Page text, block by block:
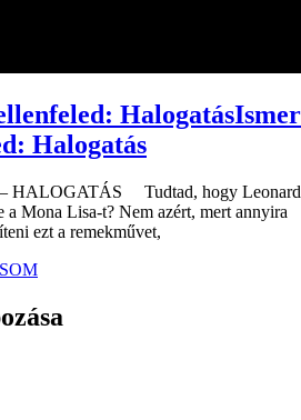
Halogatás
Halogatás
– HALOGATÁS Tudtad, hogy
a Mona Lisa-t? Nem azért, mert annyira
ezt a remekművet,